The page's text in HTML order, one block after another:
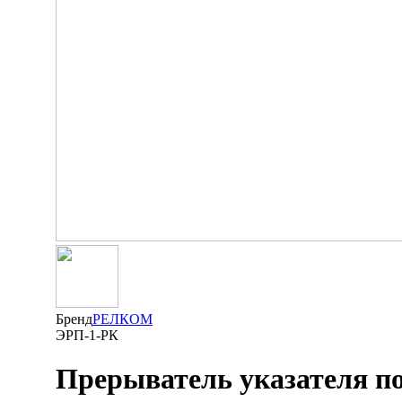
БрендРЕЛКОМ
ЭРП-1-РК
Прерыватель указателя